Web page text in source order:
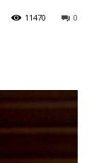
0
11470